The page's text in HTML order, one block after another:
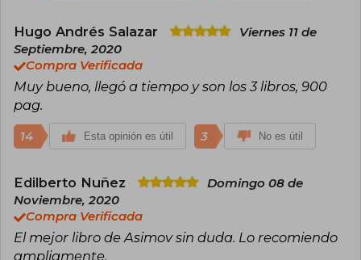
Hugo Andrés Salazar
Viernes 11 de
Septiembre, 2020
Compra Verificada
Muy bueno, llegó a tiempo y son los 3 libros, 900
pag.
14 Esta opinión es útil 3 No es útil
Edilberto Nuñez
Domingo 08 de
Noviembre, 2020
Compra Verificada
El mejor libro de Asimov sin duda. Lo recomiendo
ampliamente.